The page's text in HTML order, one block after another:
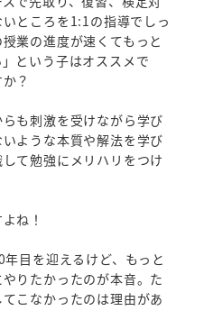
ところを1:1の指導でしっ
業の進度が速くてもっと
という子はオススメで
？
も刺激を受けながら学び
ような本質や解法を学び
て勉強にメリハリをつけ
ね！
目を迎えるけど、もっと
りたかったのが本音。た
こなかったのは理由があ